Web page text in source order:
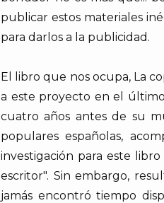
publicar estos materiales
para darlos a la publicidad.
El libro que nos ocupa, La
a este proyecto en el último
cuatro años antes de su
populares españolas,
investigación para este
escritor". Sin embargo,
jamás encontró tiempo